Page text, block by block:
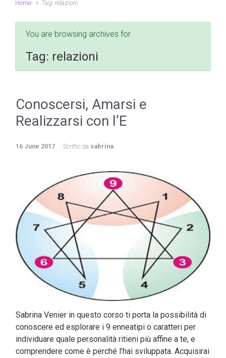
Home Tag: relazioni
You are browsing archives for
Tag: relazioni
Conoscersi, Amarsi e
Realizzarsi con l’E
16 June 2017 Scritto da sabrina
Sabrina Venier in questo corso ti porta la possibilità di
conoscere ed esplorare i 9 enneatipi o caratteri per
individuare quale personalità ritieni più affine a te, e
comprendere come è perché l’hai sviluppata. Acquisirai